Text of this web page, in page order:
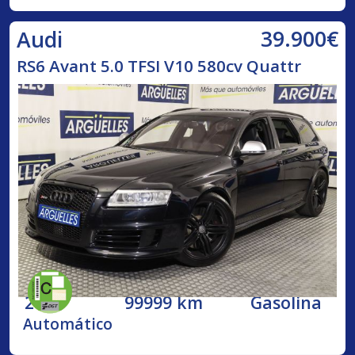
Audi 39.900€
RS6 Avant 5.0 TFSI V10 580cv Quattr
2009 99999 km Gasolina
Automático